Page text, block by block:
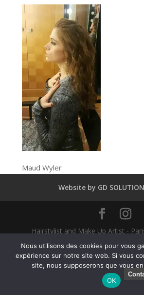
Maud Wyler
Website by GD
Hairstylist and Make Up Artist -
Dubaï - New York - Alexandra
English(Anglais)
Nous utilisons des cookies pour vous
expérience sur notre site web. Si vous
site, nous supposerons que vous
OK